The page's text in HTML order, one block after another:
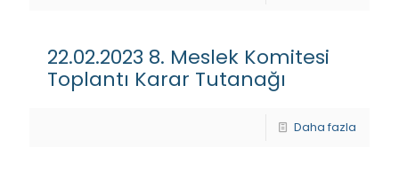
22.02.2023 8. Meslek Komitesi
Toplantı Karar Tutanağı
Daha fazla